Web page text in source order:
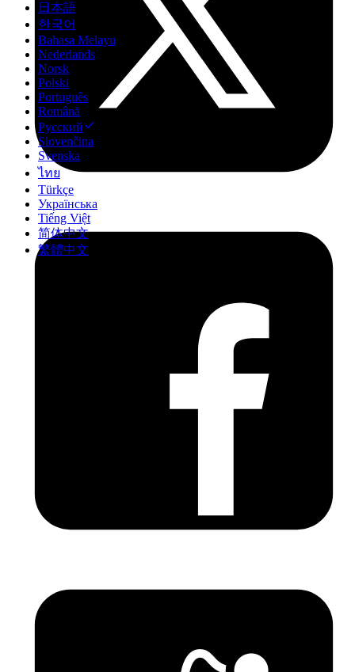
日本語
한국어
Bahasa Melayu
Nederlands
Norsk
Polski
Português
Română
Русский
Slovenčina
Svenska
ไทย
Türkçe
Українська
Tiếng Việt
简体中文
繁體中文